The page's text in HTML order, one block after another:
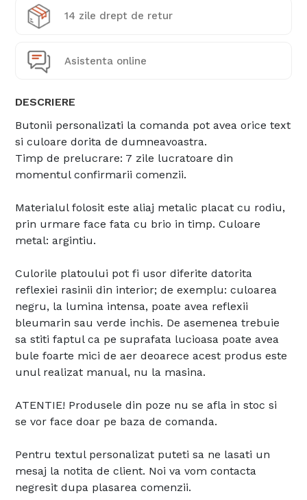
14 zile drept de retur
Asistenta online
DESCRIERE
Butonii personalizati la comanda pot avea orice text
si culoare dorita de dumneavoastra.
Timp de prelucrare: 7 zile lucratoare din
momentul confirmarii comenzii.
Materialul folosit este aliaj metalic placat cu rodiu,
prin urmare face fata cu brio in timp. Culoare
metal: argintiu.
Culorile platoului pot fi usor diferite datorita
reflexiei rasinii din interior; de exemplu: culoarea
negru, la lumina intensa, poate avea reflexii
bleumarin sau verde inchis. De asemenea trebuie
sa stiti faptul ca pe suprafata lucioasa poate avea
bule foarte mici de aer deoarece acest produs este
unul realizat manual, nu la masina.
ATENTIE! Produsele din poze nu se afla in stoc si
se vor face doar pe baza de comanda.
Pentru textul personalizat puteti sa ne lasati un
mesaj la notita de client. Noi va vom contacta
negresit dupa plasarea comenzii.